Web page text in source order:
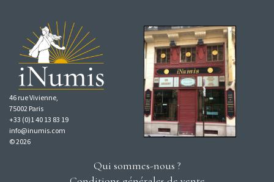
46 rue Vivienne,
75002 Paris
+33 (0)1 40 13 83 19
info@inumis.com
© 2026
Qui sommes-nous ?